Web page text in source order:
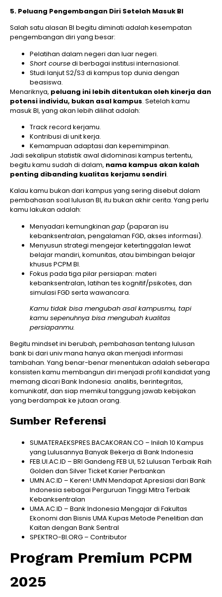
5. Peluang Pengembangan Diri Setelah Masuk BI
Salah satu alasan BI begitu diminati adalah kesempatan
pengembangan diri yang besar:
Pelatihan dalam negeri dan luar negeri.
Short coursedi berbagai institusi internasional.
Studi lanjut S2/S3 di kampus top dunia dengan
beasiswa.
Menariknya, peluang ini lebih ditentukan oleh kinerja dan
potensi individu, bukan asal kampus. Setelah kamu
masuk BI, yang akan lebih dilihat adalah:
Track record kerjamu.
Kontribusi di unit kerja.
Kemampuan adaptasi dan kepemimpinan.
Jadi sekalipun statistik awal didominasi kampus tertentu,
begitu kamu sudah di dalam, nama kampus akan kalah
penting dibanding kualitas kerjamu sendiri.
Kalau kamu bukan dari kampus yang sering disebut dalam
pembahasan soal lulusan BI, itu bukan akhir cerita. Yang perlu
kamu lakukan adalah:
Menyadari kemungkinan gap (paparan isu
kebanksentralan, pengalaman FGD, akses informasi).
Menyusun strategi mengejar ketertinggalan lewat
belajar mandiri, komunitas, atau bimbingan belajar
khusus PCPM BI.
Fokus pada tiga pilar persiapan: materi
kebanksentralan, latihan tes kognitif/psikotes, dan
simulasi FGD serta wawancara.
Kamu tidak bisa mengubah asal kampusmu, tapi
kamu sepenuhnya bisa mengubah kualitas
persiapanmu.
Begitu mindset ini berubah, pembahasan tentang lulusan
bank bi dari univ mana hanya akan menjadi informasi
tambahan. Yang benar-benar menentukan adalah seberapa
konsisten kamu membangun diri menjadi profil kandidat yang
memang dicari Bank Indonesia: analitis, berintegritas,
komunikatif, dan siap memikul tanggung jawab kebijakan
yang berdampak ke jutaan orang.
Sumber Referensi
SUMATERAEKSPRES.BACAKORAN.CO – Inilah 10 Kampus
yang Lulusannya Banyak Bekerja di Bank Indonesia
FEB.UI.AC.ID – BRI Gandeng FEB UI, 52 Lulusan Terbaik Raih
Golden dan Silver Ticket Karier Perbankan
UMN.AC.ID – Keren! UMN Mendapat Apresiasi dari Bank
Indonesia sebagai Perguruan Tinggi Mitra Terbaik
Kebanksentralan
UMA.AC.ID – Bank Indonesia Mengajar di Fakultas
Ekonomi dan Bisnis UMA Kupas Metode Penelitian dan
Kaitan dengan Bank Sentral
SPEKTRO-BI.ORG – Contributor
Program Premium PCPM
2025